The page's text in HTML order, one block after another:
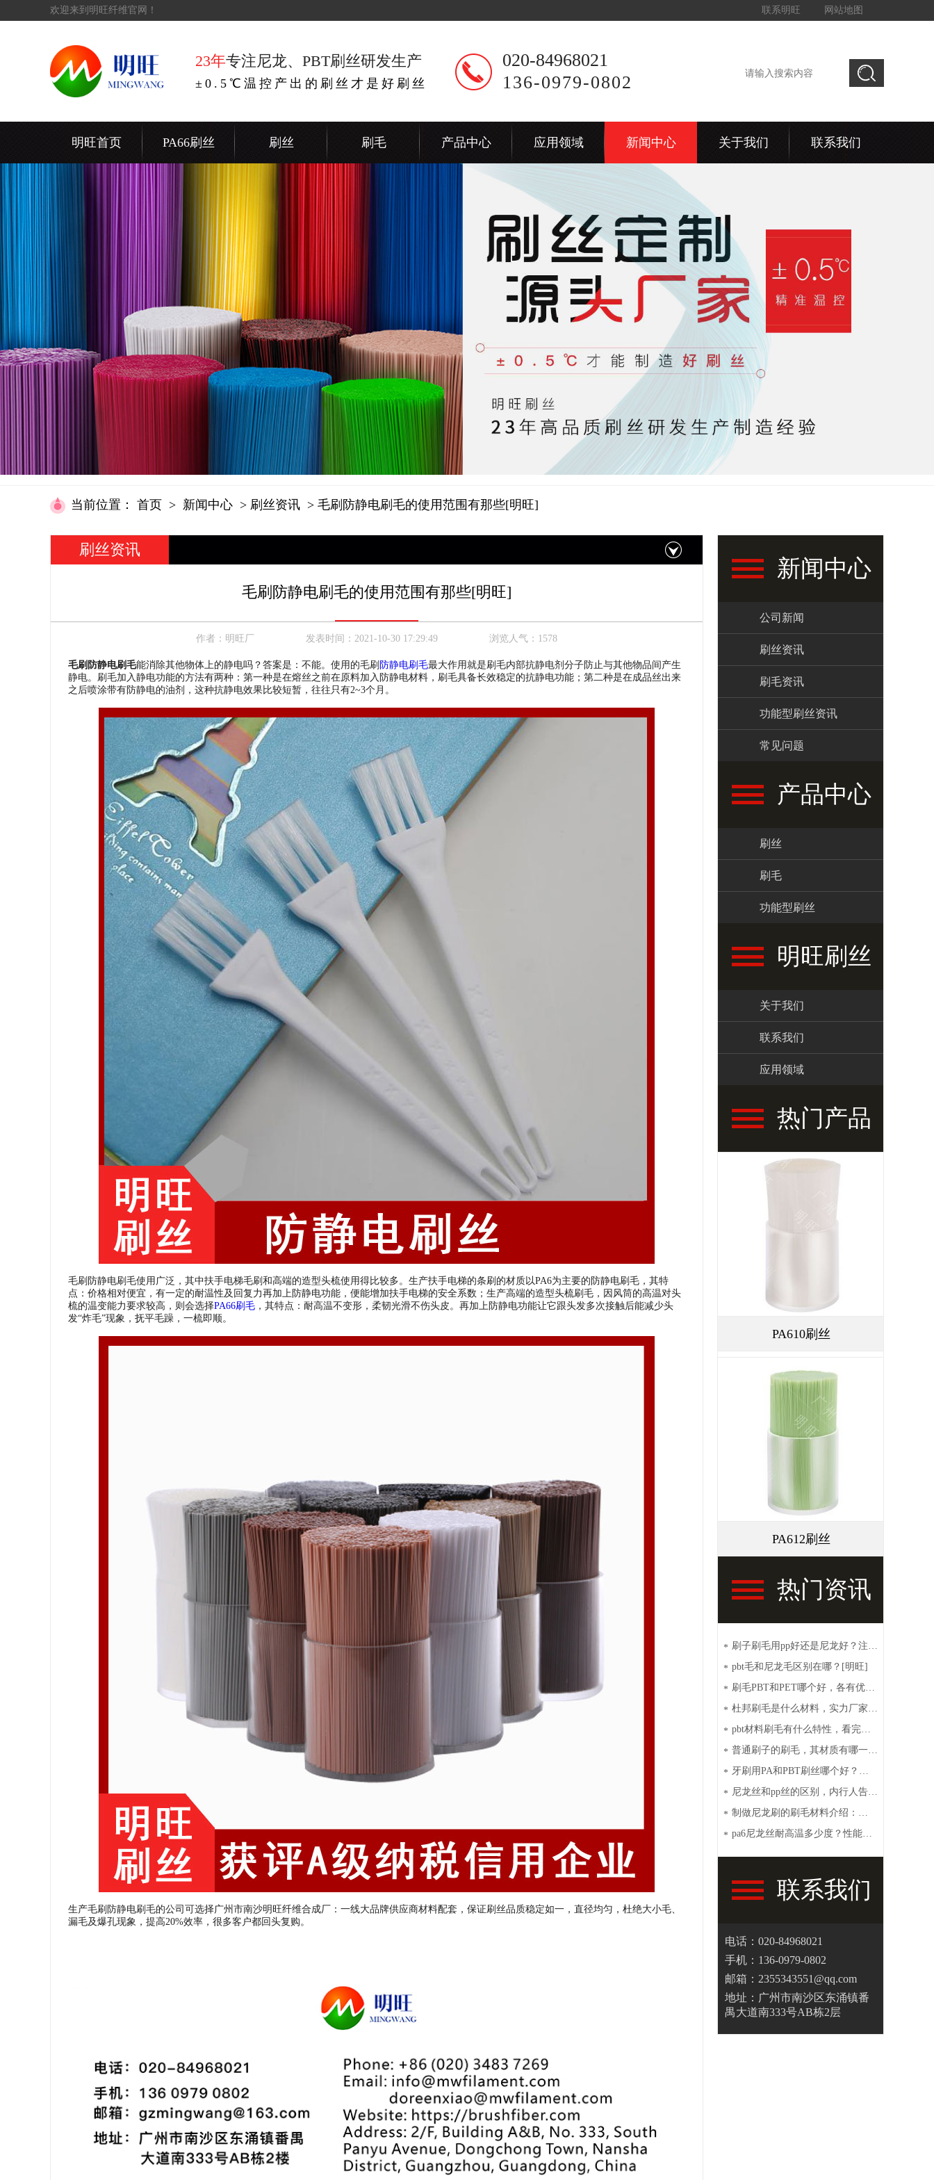
欢迎来到明旺纤维官网！ 联系明旺 网站地图
23年专注尼龙、PBT刷丝研发生产
±0.5℃温控产出的刷丝才是好刷丝
020-84968021
136-0979-0802
明旺首页 PA66刷丝 刷丝 刷毛 产品中心 应用领域 新闻中心 关于我们 联系我们
当前位置 ： 首页 > 新闻中心 > 刷丝资讯 > 毛刷防静电刷毛的使用范围有那些[明旺]
刷丝资讯
毛刷防静电刷毛的使用范围有那些[明旺]
作者： 明旺厂 发表时间： 2021-10-30 17:29:49 浏览人气： 1578
毛刷防静电刷毛能消除其他物体上的静电吗？答案是：不能。使用的毛刷 防静电刷毛最大作用就是刷毛内部抗静电剂分子防止与其他物品间产生
静电。刷毛加入静电功能的方法有两种：第一种是在熔丝之前在原料加入防静电材料，刷毛具备长效稳定的抗静电功能；第二种是在成品丝出来
之后喷涂带有防静电的油剂，这种抗静电效果比较短暂，往往只有2~3个月。
毛刷防静电刷毛使用广泛，其中扶手电梯毛刷和高端的造型头梳使用得比较多。生产扶手电梯的条刷的材质以PA6为主要的防静电刷毛，其特
点：价格相对便宜，有一定的耐温性及回复力再加上防静电功能，便能增加扶手电梯的安全系数；生产高端的造型头梳刷毛，因风筒的高温对头
梳的温变能力要求较高，则会选择PA66刷毛 ，其特点：耐高温不变形，柔韧光滑不伤头皮。再加上防静电功能让它跟头发多次接触后能减少头
发“炸毛”现象，抚平毛躁，一梳即顺。
生产毛刷防静电刷毛的公司可选择广州市南沙明旺纤维合成厂：一线大品牌供应商材料配套，保证刷丝品质稳定如一，直径均匀，杜绝大小毛、
漏毛及爆孔现象，提高20%效率，很多客户都回头复购。
新闻中心
公司新闻
刷丝资讯
刷毛资讯
功能型刷丝资讯
常见问题
产品中心
刷丝
刷毛
功能型刷丝
明旺刷丝
关于我们
联系我们
应用领域
热门产品
PA610刷丝
PA612刷丝
热门资讯
* 刷子刷毛用pp好还是尼龙好？注意
这些【明旺】
* pbt毛和尼龙毛区别在哪？[明旺]
* 刷毛PBT和PET哪个好，各有优点
[明旺]
* 杜邦刷毛是什么材料，实力厂家带
你了解【明旺】
* pbt材料刷毛有什么特性，看完你
就秒懂【明旺】
* 普通刷子的刷毛，其材质有哪一
些？【明旺】
* 牙刷用PA和PBT刷丝哪个好？性
价比高选这种[明旺]
* 尼龙丝和pp丝的区别，内行人告诉
你【明旺】
* 制做尼龙刷的刷毛材料介绍：
PA6、PA66、PET和PBT
* pa6尼龙丝耐高温多少度？性能特
点介绍【明旺】
联系我们
电话：020-84968021
手机：136-0979-0802
邮箱：2355343551@qq.com
地址：广州市南沙区东涌镇番
禺大道南333号AB栋2层